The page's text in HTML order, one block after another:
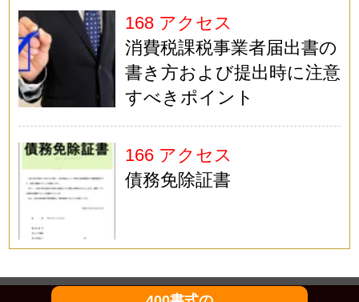
168 アクセス
消費税課税事業者届出書の
書き方および提出時に注意
すべきポイント
166 アクセス
債務免除証書